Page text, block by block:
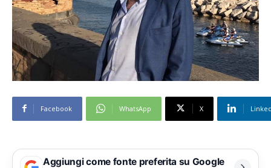
Facebook WhatsApp X
Aggiungi come fonte preferita su Google